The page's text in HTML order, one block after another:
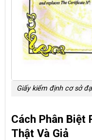
Giấy kiểm định cơ sở
Cách Phân Biệt
Thật Và Giả